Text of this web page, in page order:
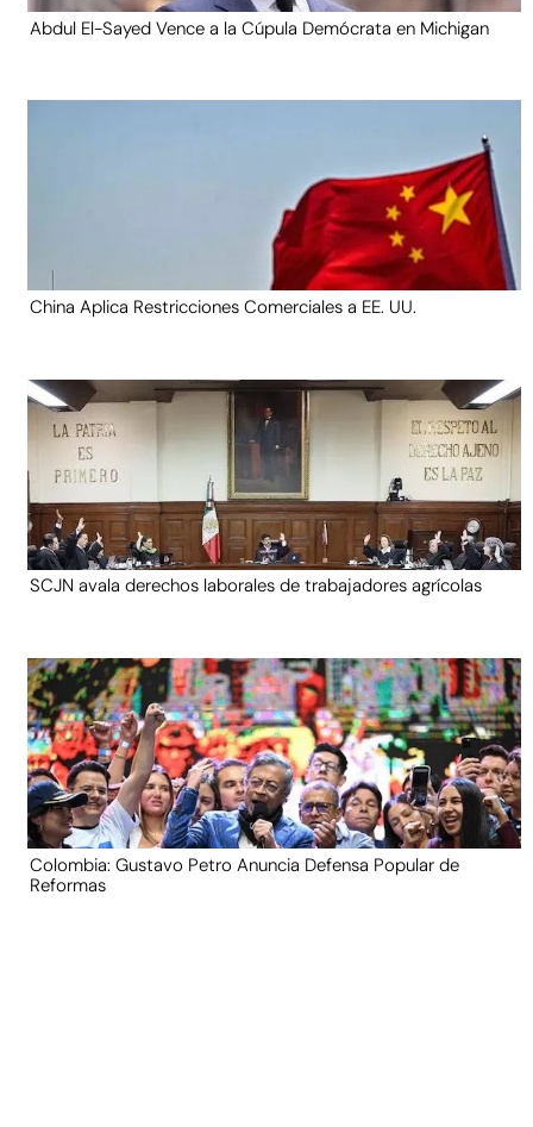
Abdul El-Sayed Vence a la Cúpula Demócrata en Michigan
China Aplica Restricciones Comerciales a EE. UU.
SCJN avala derechos laborales de trabajadores agrícolas
Colombia: Gustavo Petro Anuncia Defensa Popular de
Reformas